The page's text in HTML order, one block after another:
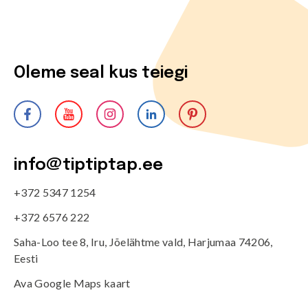
Oleme seal kus teiegi
info@tiptiptap.ee
+372 5347 1254
+372 6576 222
Saha-Loo tee 8, Iru, Jõelähtme vald, Harjumaa 74206,
Eesti
Ava Google Maps kaart